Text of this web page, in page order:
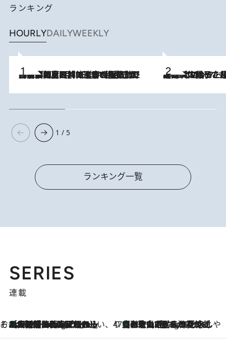
ランキング
HOURLYDAILYWEEKLY
2026.8.8
「最後に見られてよかった」上野動物園の東園パンダ舎が解体前に特別公開。8月16日まで延長されたパネル展と共に辿る“半世紀”のパンダ飼育《解体工事の図面あり》 2026.8.5
【阿川佐和子さんの年とる力】なぜ70代で始めた趣味は“こんなに楽しい”のか？ ピアノ、俳句…スランプに陥っても続けられる“ある秘訣”とは
1 / 5
ランキング一覧
SERIES
連載
そおだよおこの関西おいしい、おやつ紀行10 Hours Ago
［大阪府箕面市］一皿一皿目の前で仕上げられる、料理を巧みに組み込んだアシェットデセールコース「ミチル アシェット デセール（Michiru assiette dessert）」 47都道府県の手みやげ ひんやりスイーツで夏を満喫
10 Hours Ago
【和歌山県】この夏絶対食べたい 冷やしておいしいおやつ3選 みかんがごろっと丸ごと入ったジュレ